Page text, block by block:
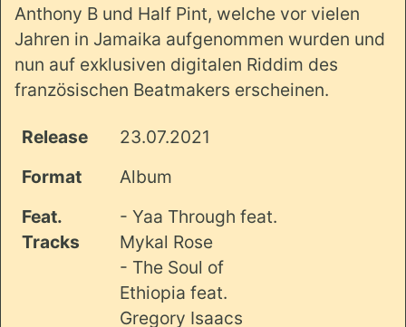
Anthony B und Half Pint, welche vor vielen
Jahren in Jamaika aufgenommen wurden und
nun auf exklusiven digitalen Riddim des
französischen Beatmakers erscheinen.
Release
23.07.2021
Format
Album
Feat.
Tracks
- Yaa Through feat.
Mykal Rose
- The Soul of
Ethiopia feat.
Gregory Isaacs